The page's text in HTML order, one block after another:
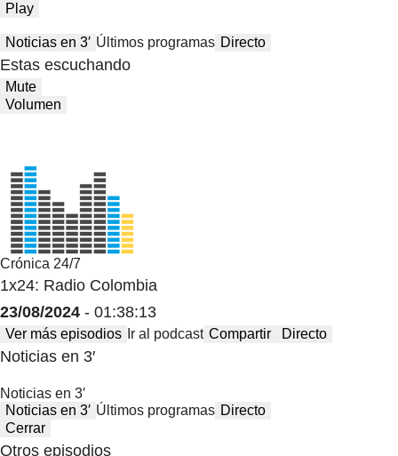
Play
Noticias en 3′ Últimos programas Directo
Estas escuchando
Mute
Volumen
Crónica 24/7
1x24: Radio Colombia
23/08/2024 - 01:38:13
Ver más episodios Ir al podcast Compartir Directo
Noticias en 3′
Noticias en 3′
Noticias en 3′ Últimos programas Directo
Cerrar
Otros episodios